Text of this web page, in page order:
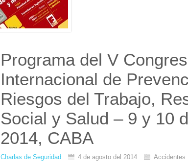
Programa del V
Internacional de
Riesgos del Trabajo,
Social y Salud – 9 y 10
2014, CABA
Charlas de Seguridad 4 de agosto del 2014 Accidentes